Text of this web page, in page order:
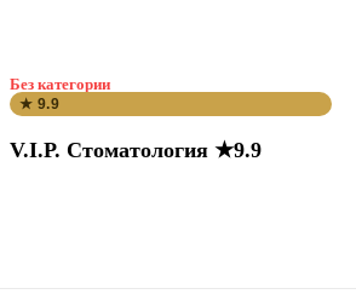
Без категории
★ 9.9
V.I.P. Стоматология ★9.9